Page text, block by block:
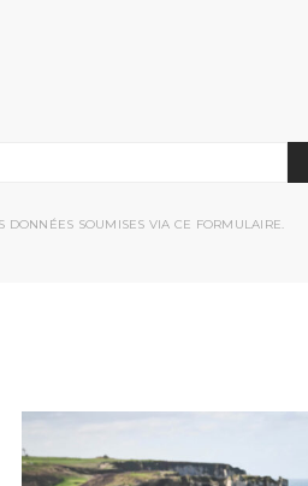
DONNÉES SOUMISES VIA CE FORMULAIRE.